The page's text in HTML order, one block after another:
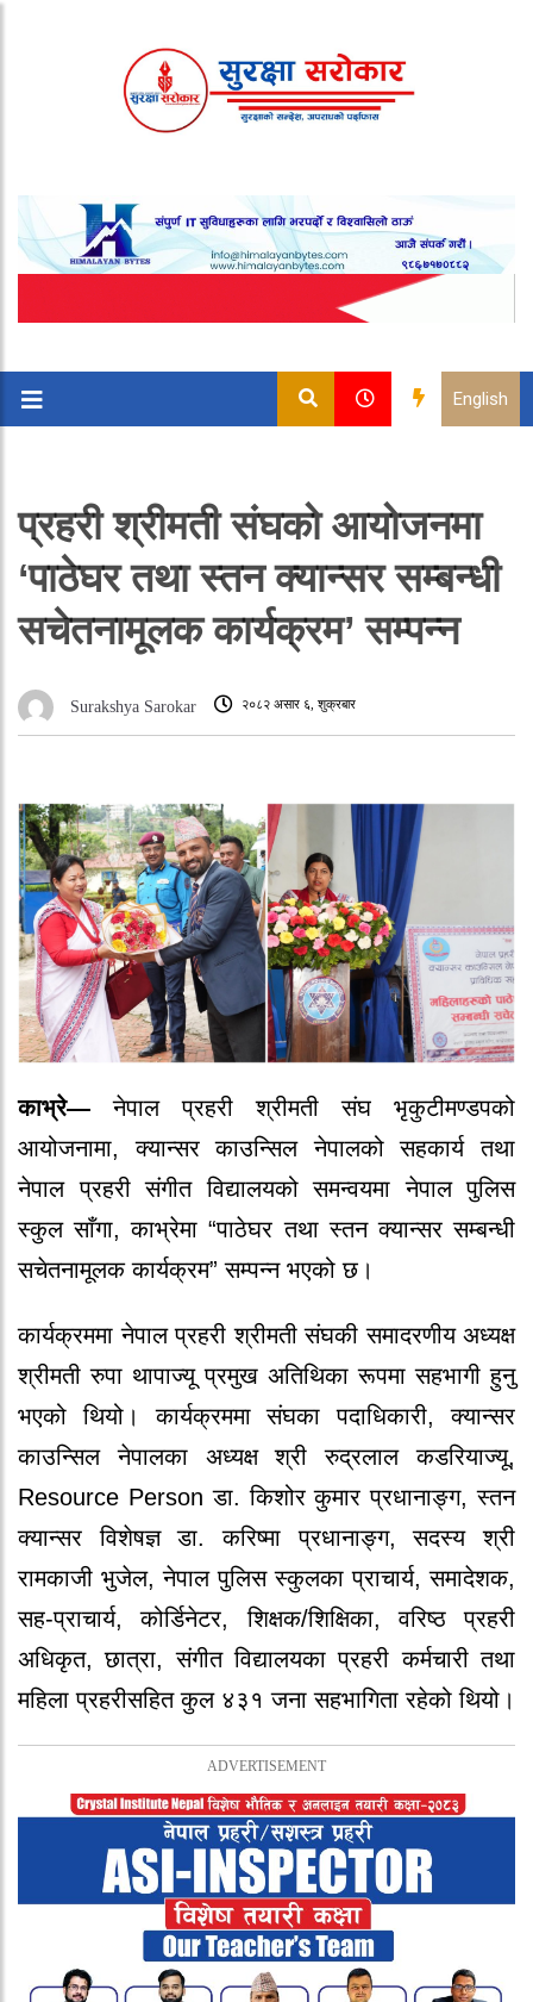
English
प्रहरी श्रीमती संघको आयोजनमा
‘पाठेघर तथा स्तन क्यान्सर सम्बन्धी
सचेतनामूलक कार्यक्रम’ सम्पन्न
Surakshya Sarokar २०८२ असार ६, शुक्रबार
काभ्रे—नेपाल प्रहरी श्रीमती संघ भृकुटीमण्डपको
आयोजनामा, क्यान्सर काउन्सिल नेपालको सहकार्य तथा
नेपाल प्रहरी संगीत विद्यालयको समन्वयमा नेपाल पुलिस
स्कुल साँगा, काभ्रेमा “पाठेघर तथा स्तन क्यान्सर सम्बन्धी
सचेतनामूलक कार्यक्रम” सम्पन्न भएको छ।
कार्यक्रममा नेपाल प्रहरी श्रीमती संघकी समादरणीय अध्यक्ष
श्रीमती रुपा थापाज्यू प्रमुख अतिथिका रूपमा सहभागी हुनु
भएको थियो। कार्यक्रममा संघका पदाधिकारी, क्यान्सर
काउन्सिल नेपालका अध्यक्ष श्री रुद्रलाल कडरियाज्यू,
Resource Person डा. किशोर कुमार प्रधानाङ्ग, स्तन
क्यान्सर विशेषज्ञ डा. करिष्मा प्रधानाङ्ग, सदस्य श्री
रामकाजी भुजेल, नेपाल पुलिस स्कुलका प्राचार्य, समादेशक,
सह-प्राचार्य, कोर्डिनेटर, शिक्षक/शिक्षिका, वरिष्ठ प्रहरी
अधिकृत, छात्रा, संगीत विद्यालयका प्रहरी कर्मचारी तथा
महिला प्रहरीसहित कुल ४३१ जना सहभागिता रहेको थियो।